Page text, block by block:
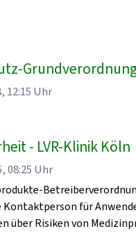
Grundverordnung
12:15 Uhr
- LVR-Klinik Köln
08:25 Uhr
für
über Risiken von